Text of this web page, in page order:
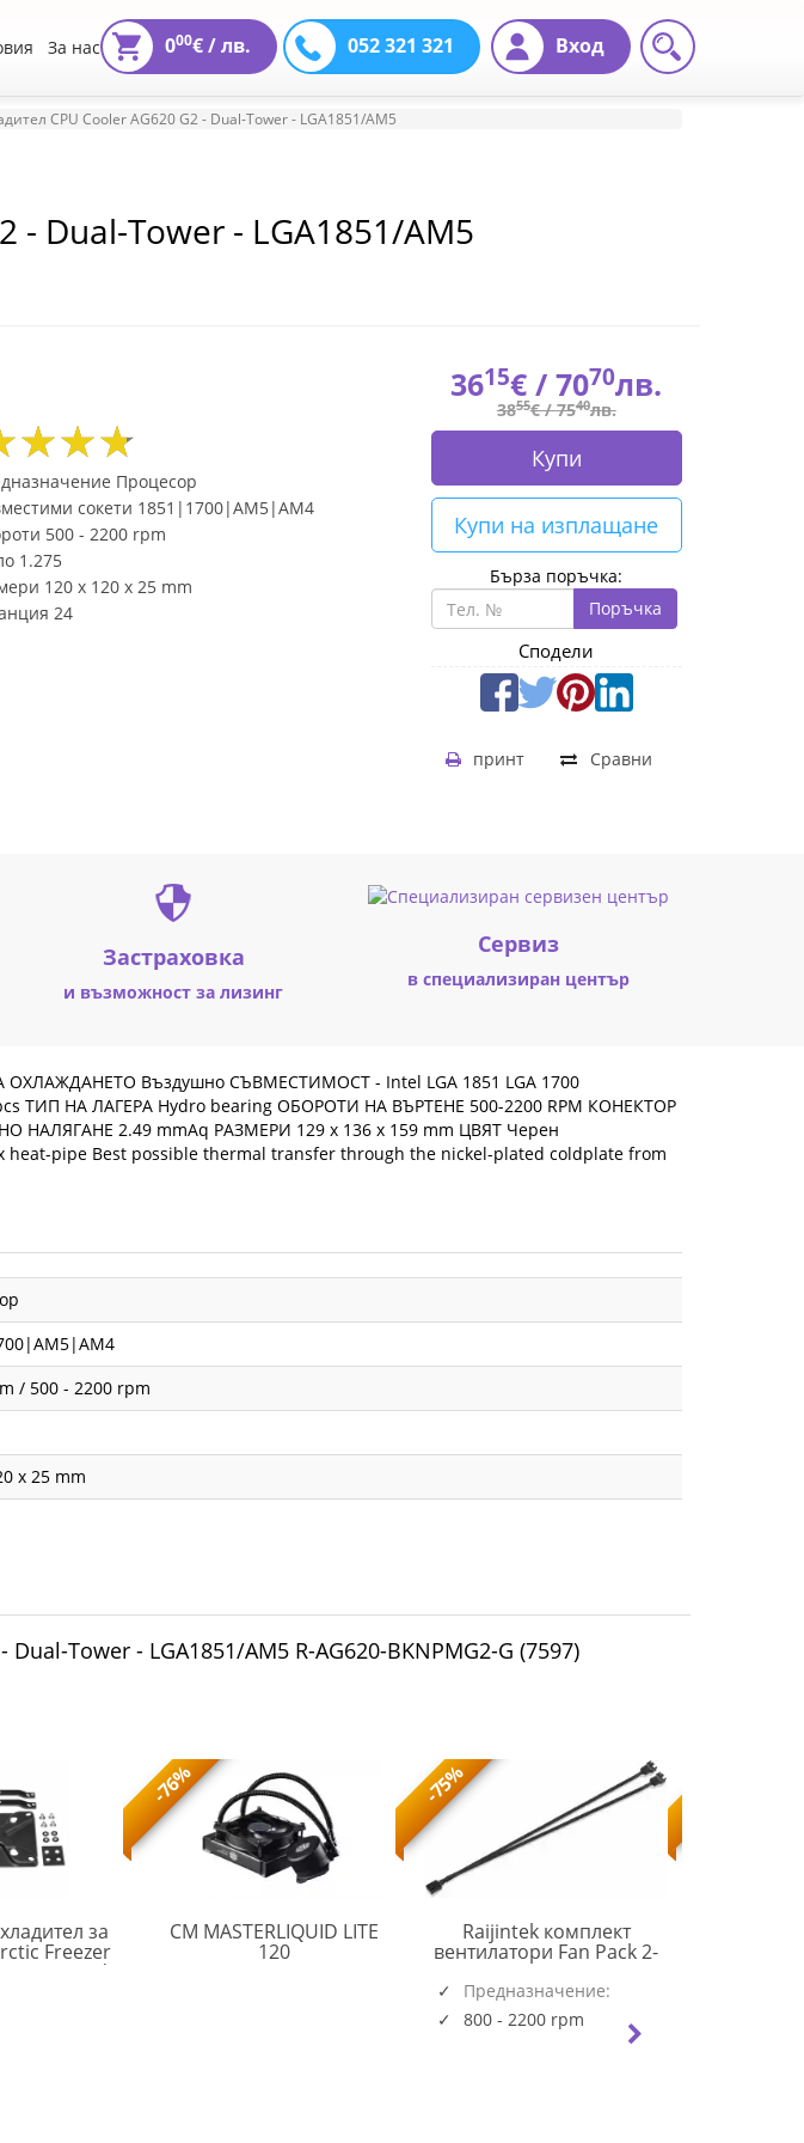
За нас Вход
052 321 321
000€ /лв.
CPU Cooler AG620 G2 - Dual-Tower - LGA1851/AM5
- Dual-Tower - LGA1851/AM5
Процесор
сокети 1851|1700|AM5|AM4
500 - 2200 rpm
1.275
120 x 120 x 25 mm
24
3615€ /7070лв.
3855€ /7540лв.
Купи
Купи на изплащане
Бърза поръчка:
Поръчка
Сподели
Сравни
принт
Застраховка
и възможност за лизинг
Cервиз
в специализиран център
Въздушно СЪВМЕСТИМОСТ - Intel LGA 1851 LGA 1700
ТИП НА ЛАГЕРА Hydro bearing ОБОРОТИ НА ВЪРТЕНЕ 500-2200 RPM КОНЕКТОР
2.49 mmAq РАЗМЕРИ 129 x 136 x 159 mm ЦВЯТ Черен
pipe Best possible thermal transfer through the nickel-plated coldplate from
/ 500 - 2200 rpm
x 25 mm
Tower - LGA1851/AM5 R-AG620-BKNPMG2-G (7597)
за
Freezer
Upgrade
-76%
CM MASTERLIQUID LITE
120CM
-75%
Raijintek комплект
вентилатори Fan Pack 2-
in-1 2x120mm - AGERAS 12
WHITE ARGB-2
Предназначение:
Системен
800 - 2200 rpm